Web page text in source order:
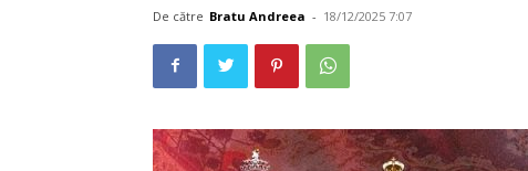
De către Bratu Andreea - 18/12/2025 7:07